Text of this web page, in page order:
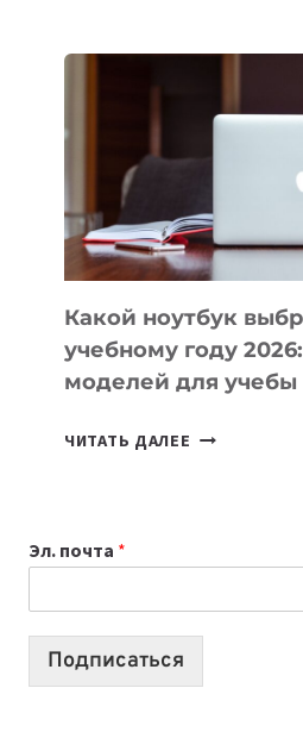
ПОМОГАЮТ
СОЗДАВАТЬ
БЕЗ
СЛОЖНОГО
КОДА
Какой ноутбук
учебному году
моделей для учебы
ЧИТАТЬ ДАЛЕЕ КАКОЙ
2026:
10
Эл. почта *
Подписаться